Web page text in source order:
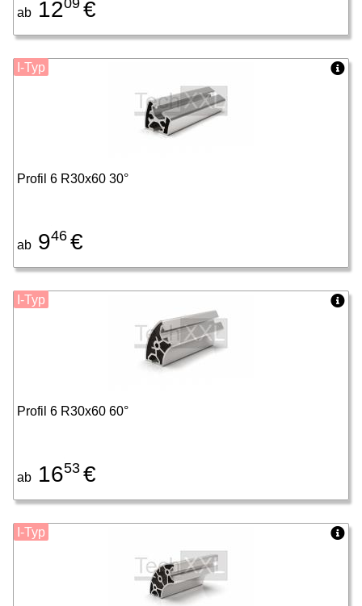
ab 1209 €
Profil 6 R30x60 30°
ab 946 €
I-Typ
Profil 6 R30x60 60°
ab 1653 €
I-Typ
I-Typ